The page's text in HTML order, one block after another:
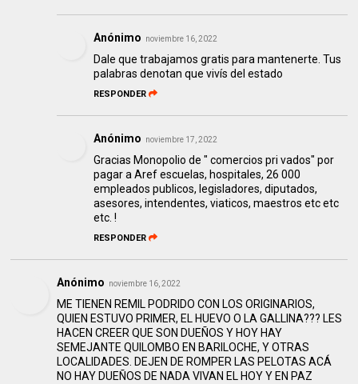
Anónimo noviembre 16, 2022
Dale que trabajamos gratis para mantenerte. Tus
palabras denotan que vivís del estado
RESPONDER
Anónimo noviembre 17, 2022
Gracias Monopolio de " comercios pri vados" por
pagar a Aref escuelas, hospitales, 26 000
empleados publicos, legisladores, diputados,
asesores, intendentes, viaticos, maestros etc etc
etc. !
RESPONDER
Anónimo noviembre 16, 2022
ME TIENEN REMIL PODRIDO CON LOS ORIGINARIOS,
QUIEN ESTUVO PRIMER, EL HUEVO O LA GALLINA??? LES
HACEN CREER QUE SON DUEÑOS Y HOY HAY
SEMEJANTE QUILOMBO EN BARILOCHE, Y OTRAS
LOCALIDADES. DEJEN DE ROMPER LAS PELOTAS ACÁ
NO HAY DUEÑOS DE NADA VIVAN EL HOY Y EN PAZ